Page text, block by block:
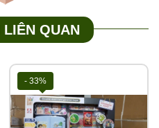
QUAN
- 33%